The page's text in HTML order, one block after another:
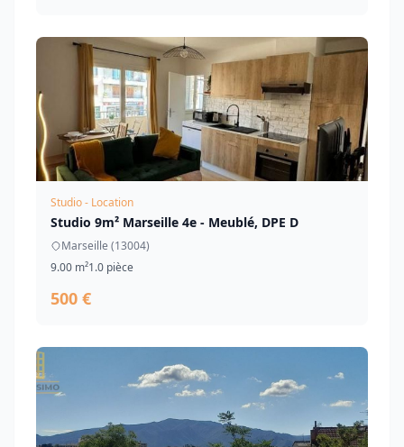
Studio - Location
Studio 9m² Marseille 4e - Meublé, DPE D
Marseille (13004)
9.00 m²1.0 pièce
500 €